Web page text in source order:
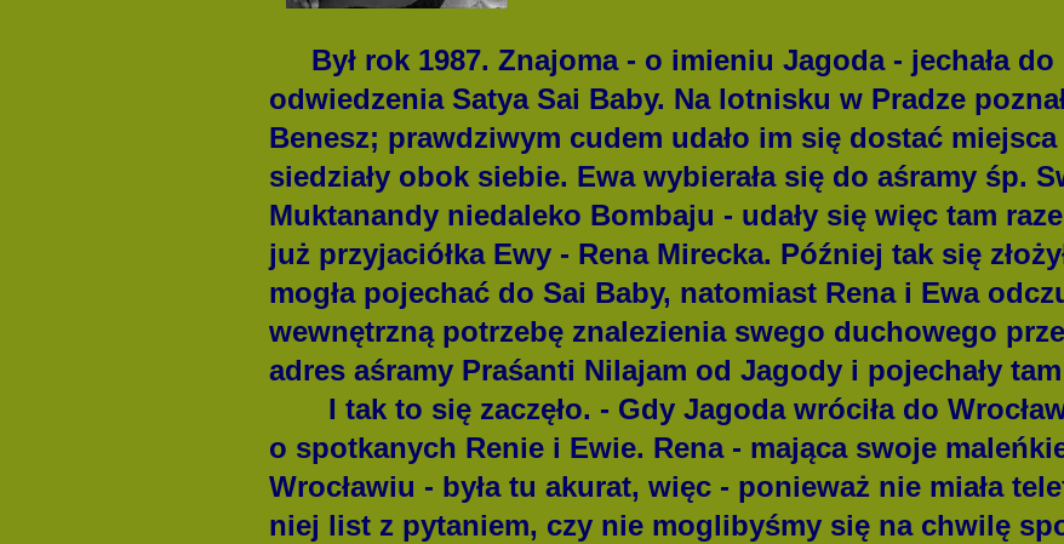
Był rok 1987. Znajoma - o imieniu Jagoda - jechała
odwiedzenia Satya Sai Baby. Na lotnisku w Pradze
Benesz; prawdziwym cudem udało im się dostać
siedziały obok siebie. Ewa wybierała się do aśramy śp.
Muktanandy niedaleko Bombaju - udały się więc tam
już przyjaciółka Ewy - Rena Mirecka. Później tak się
mogła pojechać do Sai Baby, natomiast Rena i Ewa
wewnętrzną potrzebę znalezienia swego duchowego
adres aśramy Praśanti Nilajam od Jagody i pojechały
I tak to się zaczęło. - Gdy Jagoda wróciła do
o spotkanych Renie i Ewie. Rena - mająca swoje
Wrocławiu - była tu akurat, więc - ponieważ nie miała
niej list z pytaniem, czy nie moglibyśmy się na chwilę